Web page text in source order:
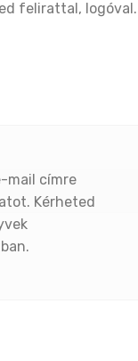
felirattal, logóval.
mail címre
Kérheted